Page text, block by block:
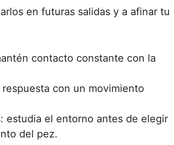
en futuras salidas y a afinar tu
contacto constante con la
con un movimiento
estudia el entorno antes de elegir
del pez.